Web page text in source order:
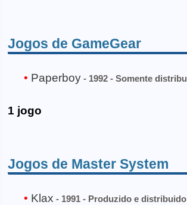
Jogos de GameGear
Paperboy - 1992 - Somente
1 jogo
Jogos de Master System
Klax - 1991 - Produzido e distribuido